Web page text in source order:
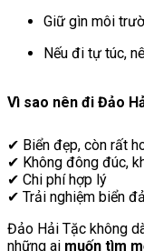
Giữ gìn môi
Nếu đi tự túc,
Vì sao nên đi Đảo
✔ Biển đẹp, còn rất
✔ Không đông đúc,
✔ Chi phí hợp lý
✔ Trải nghiệm biển
Đảo Hải Tặc không
những ai muốn tìm